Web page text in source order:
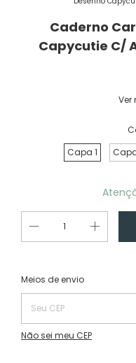
Caderno
Capycutie C/
Ver
Capa 1
Entregas para o CEP:
Meios de envio
Não sei meu CEP